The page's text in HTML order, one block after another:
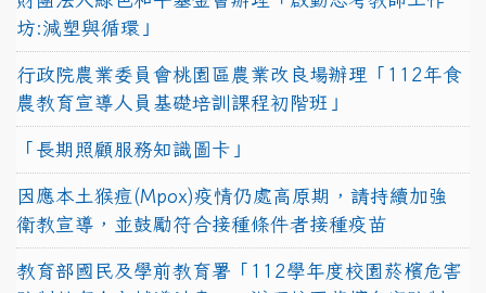
坊:減塑與循環」
行政院農業委員會桃園區農業改良場辦理「112年食
農教育宣導人員基礎培訓課程初階班」
「長期照顧服務知識圖卡」
因應本土猴痘(Mpox)疫情仍處高原期，請持續加強
衛教宣導，並鼓勵符合接種條件者接種疫苗
教育部國民及學前教育署「112學年度校園菸檳危害